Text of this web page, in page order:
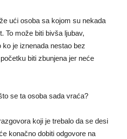
ući osoba sa kojom su nekada
To može biti bivša ljubav,
ko je iznenada nestao bez
biti zbunjena jer neće
se ta osoba sada vraća?
koji je trebalo da se desi
konačno dobiti odgovore na